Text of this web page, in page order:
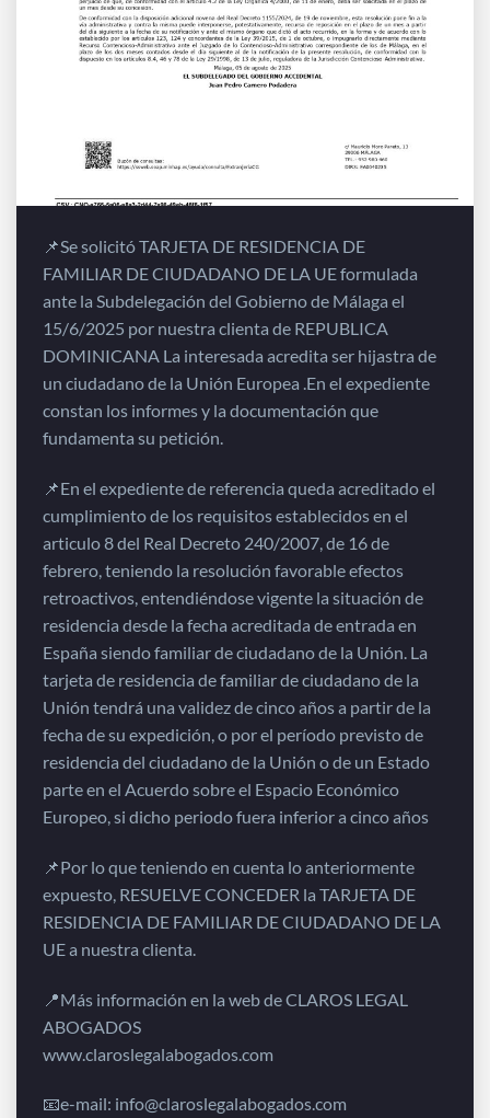
📌Se solicitó TARJETA DE RESIDENCIA DE
FAMILIAR DE CIUDADANO DE LA UE formulada
ante la Subdelegación del Gobierno de Málaga el
15/6/2025 por nuestra clienta de REPUBLICA
DOMINICANA La interesada acredita ser hijastra de
un ciudadano de la Unión Europea .En el expediente
constan los informes y la documentación que
fundamenta su petición.
📌En el expediente de referencia queda acreditado el
cumplimiento de los requisitos establecidos en el
articulo 8 del Real Decreto 240/2007, de 16 de
febrero, teniendo la resolución favorable efectos
retroactivos, entendiéndose vigente la situación de
residencia desde la fecha acreditada de entrada en
España siendo familiar de ciudadano de la Unión. La
tarjeta de residencia de familiar de ciudadano de la
Unión tendrá una validez de cinco años a partir de la
fecha de su expedición, o por el período previsto de
residencia del ciudadano de la Unión o de un Estado
parte en el Acuerdo sobre el Espacio Económico
Europeo, si dicho periodo fuera inferior a cinco años
📌Por lo que teniendo en cuenta lo anteriormente
expuesto, RESUELVE CONCEDER la TARJETA DE
RESIDENCIA DE FAMILIAR DE CIUDADANO DE LA
UE a nuestra clienta.
📍Más información en la web de CLAROS LEGAL
ABOGADOS
www.claroslegalabogados.com
📧e-mail: info@claroslegalabogados.com